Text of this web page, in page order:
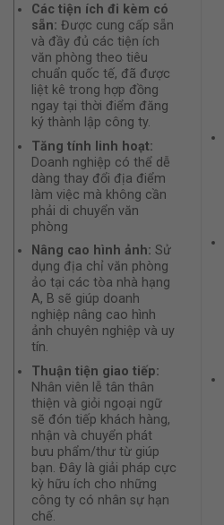
Các tiện ích đi kèm có
sẵn: Được cung cấp sẵn
và đầy đủ các tiện ích
văn phòng theo tiêu
chuẩn quốc tế, đã được
liệt kê trong hợp đồng
ngay tại thời điểm đăng
ký thành lập công ty.
Tăng tính linh hoạt:
Doanh nghiệp có thể dễ
dàng thay đổi địa điểm
làm việc mà không cần
phải di chuyển văn
phòng
Nâng cao hình ảnh: Sử
dụng địa chỉ văn phòng
ảo tại các tòa nhà hạng
A, B sẽ giúp doanh
nghiệp nâng cao hình
ảnh chuyên nghiệp và uy
tín.
Thuận tiện giao tiếp:
Nhân viên lễ tân thân
thiện và giỏi ngoại ngữ
sẽ đón tiếp khách hàng,
nhận và chuyển phát
bưu phẩm/thư từ giúp
bạn. Đây là giải pháp cực
kỳ hữu ích cho những
công ty có nhân sự hạn
chế.